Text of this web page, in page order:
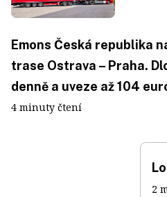
Emons Česká republika
trase Ostrava – Praha.
denně a uveze až 104
4 minuty čtení
2